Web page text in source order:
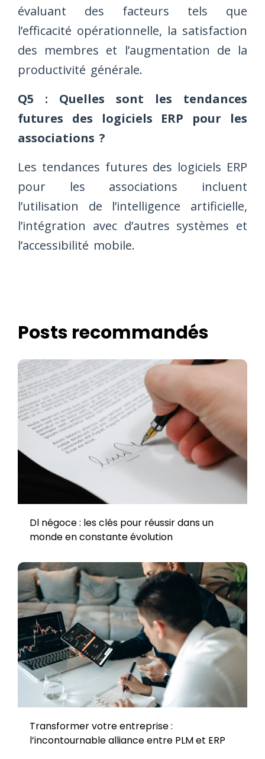
évaluant des facteurs tels que
l’efficacité opérationnelle, la satisfaction
des membres et l’augmentation de la
productivité générale.
Q5 : Quelles sont les tendances
futures des logiciels ERP pour les
associations ?
Les tendances futures des logiciels ERP
pour les associations incluent
l’utilisation de l’intelligence artificielle,
l’intégration avec d’autres systèmes et
l’accessibilité mobile.
Posts recommandés
Dl négoce : les clés pour réussir dans un
monde en constante évolution
Transformer votre entreprise :
l’incontournable alliance entre PLM et ERP